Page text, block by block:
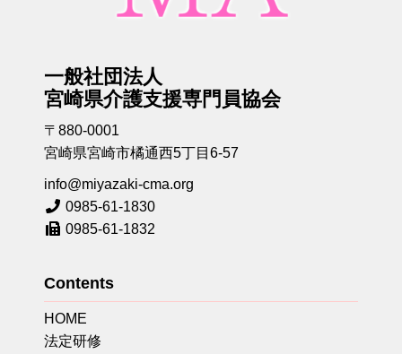
一般社団法人
宮崎県介護支援専門員協会
〒880-0001
宮崎県宮崎市橘通西5丁目6-57
info@miyazaki-cma.org
0985-61-1830
0985-61-1832
Contents
HOME
法定研修